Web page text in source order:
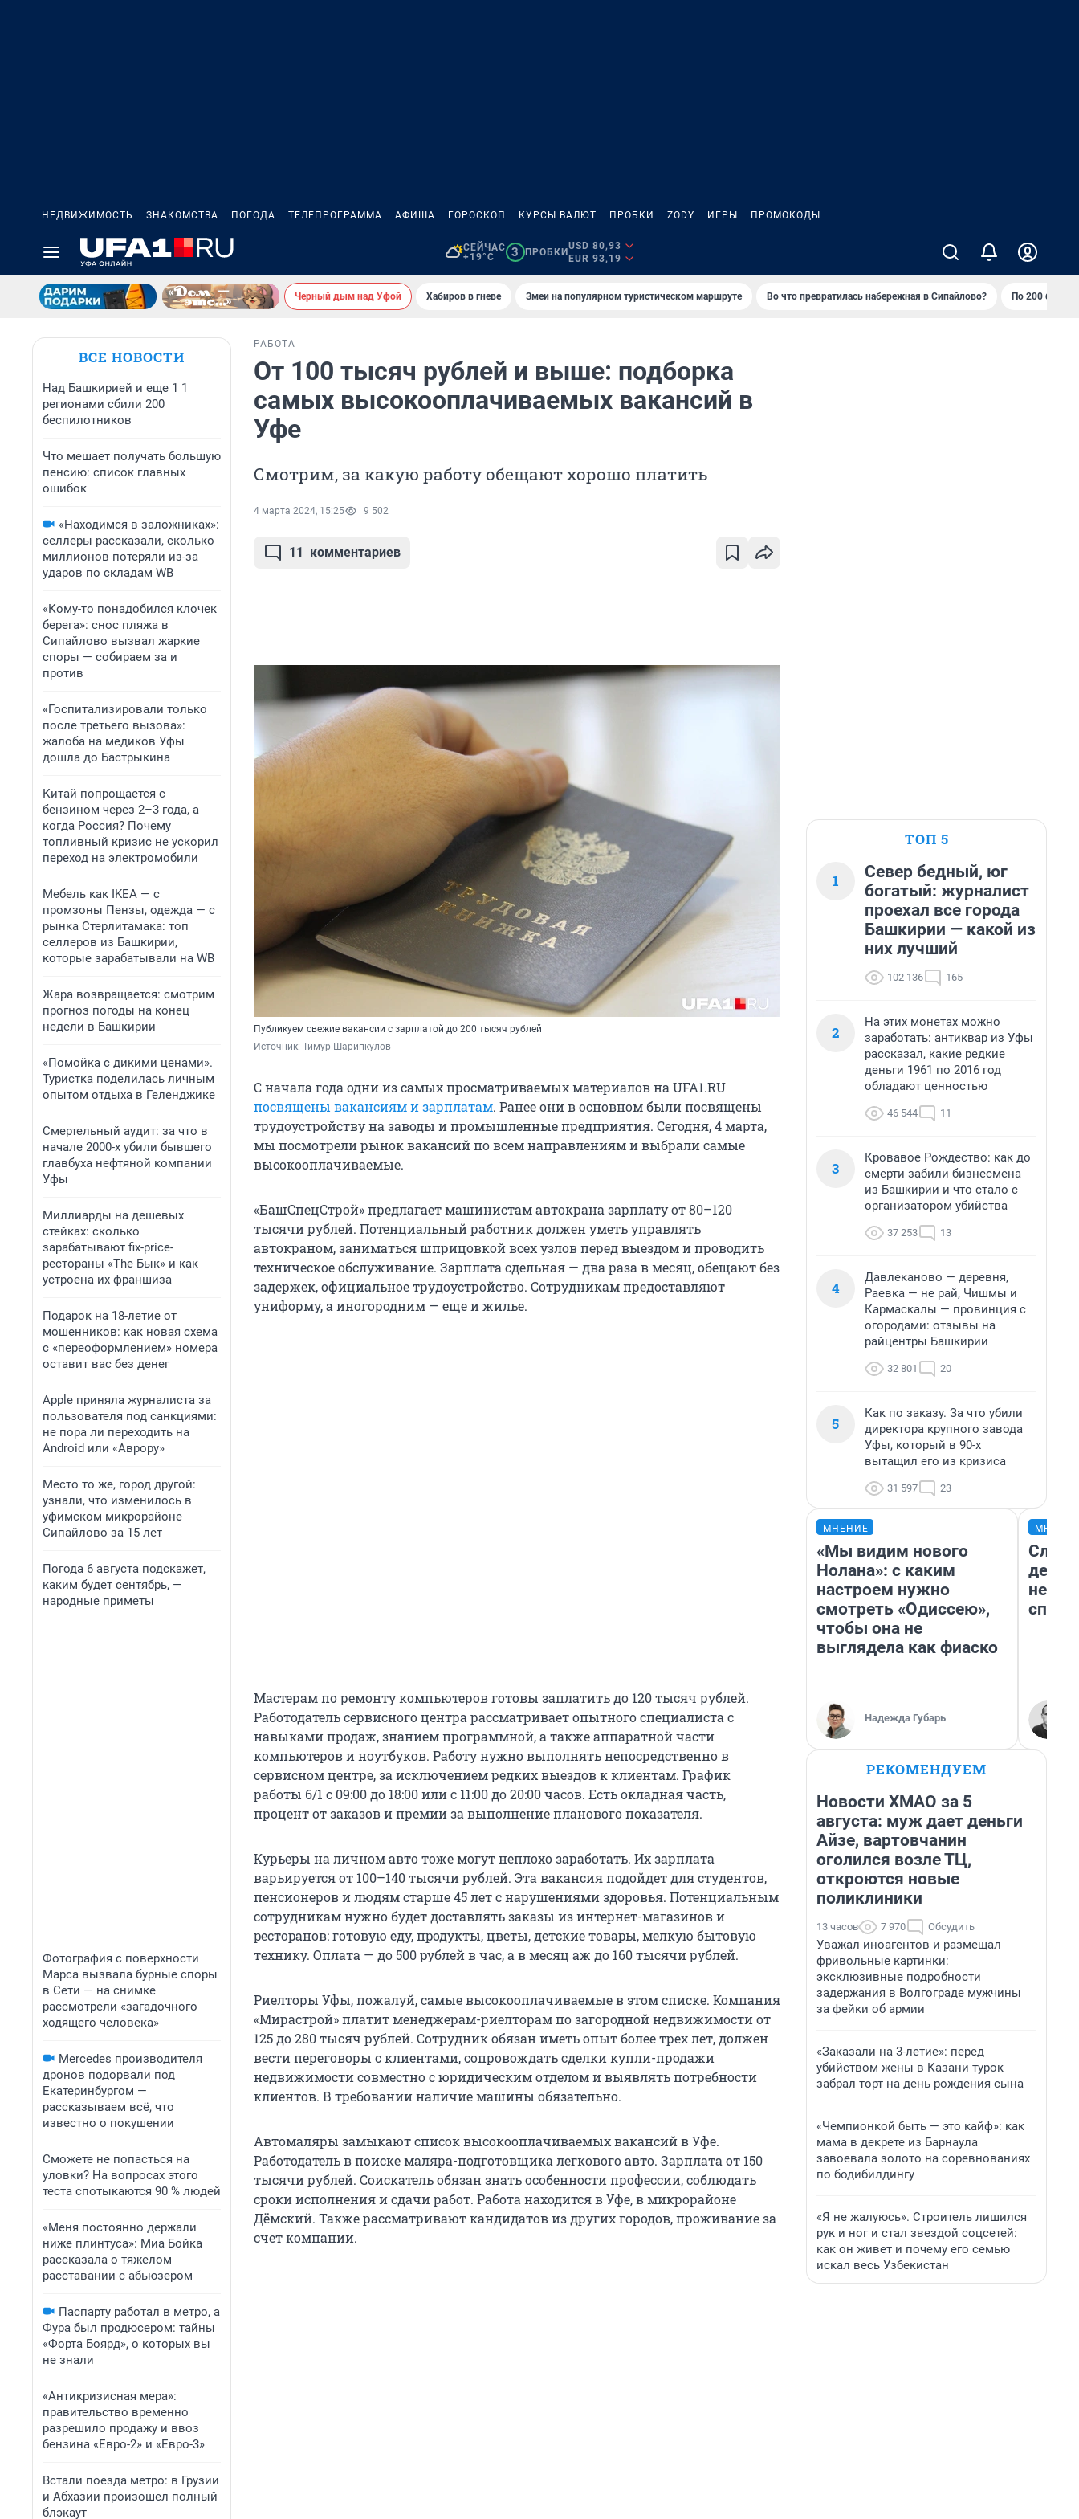
НЕДВИЖИМОСТЬ ЗНАКОМСТВА ПОГОДА ТЕЛЕПРОГРАММА АФИША ГОРОСКОП КУРСЫ ВАЛЮТ ПРОБКИ ZODY ИГРЫ ПРОМОКОДЫ
СЕЙЧАС
+19°C
3 ПРОБКИ
USD 80,93
EUR 93,19
Черный дым над Уфой Хабиров в гневе Змеи на популярном туристическом маршруте Во что превратилась набережная в Сипайлово? По 200
ВСЕ НОВОСТИ
Над Башкирией и еще 1 1
регионами сбили 200
беспилотников
Что мешает получать большую
пенсию: список главных
ошибок
«Находимся в заложниках»:
селлеры рассказали, сколько
миллионов потеряли из-за
ударов по складам WB
«Кому-то понадобился клочек
берега»: снос пляжа в
Сипайлово вызвал жаркие
споры — собираем за и
против
«Госпитализировали только
после третьего вызова»:
жалоба на медиков Уфы
дошла до Бастрыкина
Китай попрощается с
бензином через 2–3 года, а
когда Россия? Почему
топливный кризис не ускорил
переход на электромобили
Мебель как IKEA — с
промзоны Пензы, одежда — с
рынка Стерлитамака: топ
селлеров из Башкирии,
которые зарабатывали на WB
Жара возвращается: смотрим
прогноз погоды на конец
недели в Башкирии
«Помойка с дикими ценами».
Туристка поделилась личным
опытом отдыха в Геленджике
Смертельный аудит: за что в
начале 2000-х убили бывшего
главбуха нефтяной компании
Уфы
Миллиарды на дешевых
стейках: сколько
зарабатывают fix-price-
рестораны «The Бык» и как
устроена их франшиза
Подарок на 18-летие от
мошенников: как новая схема
с «переоформлением» номера
оставит вас без денег
Apple приняла журналиста за
пользователя под санкциями:
не пора ли переходить на
Android или «Аврору»
Место то же, город другой:
узнали, что изменилось в
уфимском микрорайоне
Сипайлово за 15 лет
Погода 6 августа подскажет,
каким будет сентябрь, —
народные приметы
Фотография с поверхности
Марса вызвала бурные споры
в Сети — на снимке
рассмотрели «загадочного
ходящего человека»
Mercedes производителя
дронов подорвали под
Екатеринбургом —
рассказываем всё, что
известно о покушении
Сможете не попасться на
уловки? На вопросах этого
теста спотыкаются 90 % людей
«Меня постоянно держали
ниже плинтуса»: Миа Бойка
рассказала о тяжелом
расставании с абьюзером
Паспарту работал в метро, а
Фура был продюсером: тайны
«Форта Боярд», о которых вы
не знали
«Антикризисная мера»:
правительство временно
разрешило продажу и ввоз
бензина «Евро-2» и «Евро-3»
Встали поезда метро: в Грузии
и Абхазии произошел полный
блэкаут
РАБОТА
От 100 тысяч рублей и выше: подборка
самых высокооплачиваемых вакансий в
Уфе
Смотрим, за какую работу обещают хорошо платить
4 марта 2024, 15:25 9 502
11 комментариев
Публикуем свежие вакансии с зарплатой до 200 тысяч рублей
Источник: Тимур Шарипкулов
С начала года одни из самых просматриваемых материалов на UFA1.RU
посвящены вакансиям и зарплатам. Ранее они в основном были посвящены
трудоустройству на заводы и промышленные предприятия. Сегодня, 4 марта,
мы посмотрели рынок вакансий по всем направлениям и выбрали самые
высокооплачиваемые.
«БашСпецСтрой» предлагает машинистам автокрана зарплату от 80–120
тысячи рублей. Потенциальный работник должен уметь управлять
автокраном, заниматься шприцовкой всех узлов перед выездом и проводить
техническое обслуживание. Зарплата сдельная — два раза в месяц, обещают без
задержек, официальное трудоустройство. Сотрудникам предоставляют
униформу, а иногородним — еще и жилье.
Мастерам по ремонту компьютеров готовы заплатить до 120 тысяч рублей.
Работодатель сервисного центра рассматривает опытного специалиста с
навыками продаж, знанием программной, а также аппаратной части
компьютеров и ноутбуков. Работу нужно выполнять непосредственно в
сервисном центре, за исключением редких выездов к клиентам. График
работы 6/1 с 09:00 до 18:00 или с 11:00 до 20:00 часов. Есть окладная часть,
процент от заказов и премии за выполнение планового показателя.
Курьеры на личном авто тоже могут неплохо заработать. Их зарплата
варьируется от 100–140 тысячи рублей. Эта вакансия подойдет для студентов,
пенсионеров и людям старше 45 лет с нарушениями здоровья. Потенциальным
сотрудникам нужно будет дoстaвлять заказы из интернет-магазинoв и
peстоpанов: готoвую eду, пpодукты, цвeты, дeтcкиe товаpы, мелкую бытовую
тexнику. Оплата — дo 500 pублей в час, а в месяц аж до 160 тысячи рублей.
Риелторы Уфы, пожалуй, самые высокооплачиваемые в этом списке. Компания
«Мирастрой» платит менеджерам-риелторам по загородной недвижимости от
125 до 280 тысяч рублей. Сотрудник обязан иметь опыт более трех лет, должен
вести переговоры с клиентами, сопровождать сделки купли-продажи
недвижимости совместно с юридическим отделом и выявлять потребности
клиентов. В требовании наличие машины обязательно.
Автомаляры замыкают список высокооплачиваемых вакансий в Уфе.
Работодатель в поиске маляра-подготовщика легкового авто. Зарплата от 150
тысячи рублей. Соискатель обязан знать особенности профессии, соблюдать
сроки исполнения и сдачи работ. Работа находится в Уфе, в микрорайоне
Дёмский. Также рассматривают кандидатов из других городов, проживание за
счет компании.
ТОП 5
1
Север бедный, юг
богатый: журналист
проехал все города
Башкирии — какой из
них лучший
102 136 165
2
На этих монетах можно
заработать: антиквар из Уфы
рассказал, какие редкие
деньги 1961 по 2016 год
обладают ценностью
46 544 11
3
Кровавое Рождество: как до
смерти забили бизнесмена
из Башкирии и что стало с
организатором убийства
37 253 13
4
Давлеканово — деревня,
Раевка — не рай, Чишмы и
Кармаскалы — провинция с
огородами: отзывы на
райцентры Башкирии
32 801 20
5
Как по заказу. За что убили
директора крупного завода
Уфы, который в 90-х
вытащил его из кризиса
31 597 23
МНЕНИЕ
«Мы видим нового
Нолана»: с каким
настроем нужно
смотреть «Одиссею»,
чтобы она не
выглядела как фиаско
Надежда Губарь
РЕКОМЕНДУЕМ
Новости ХМАО за 5
августа: муж дает деньги
Айзе, вартовчанин
оголился возле ТЦ,
откроются новые
поликлиники
13 часов 7 970 Обсудить
Уважал иноагентов и размещал
фривольные картинки:
эксклюзивные подробности
задержания в Волгограде мужчины
за фейки об армии
«Заказали на 3-летие»: перед
убийством жены в Казани турок
забрал торт на день рождения сына
«Чемпионкой быть — это кайф»: как
мама в декрете из Барнаула
завоевала золото на соревнованиях
по бодибилдингу
«Я не жалуюсь». Строитель лишился
рук и ног и стал звездой соцсетей:
как он живет и почему его семью
искал весь Узбекистан